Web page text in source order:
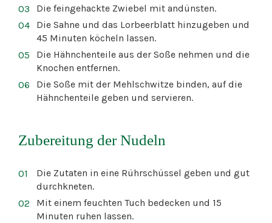
Die feingehackte Zwiebel mit andünsten.
Die Sahne und das Lorbeerblatt hinzugeben und
45 Minuten köcheln lassen.
Die Hähnchenteile aus der Soße nehmen und die
Knochen entfernen.
Die Soße mit der Mehlschwitze binden, auf die
Hähnchenteile geben und servieren.
Zubereitung der Nudeln
Die Zutaten in eine Rührschüssel geben und gut
durchkneten.
Mit einem feuchten Tuch bedecken und 15
Minuten ruhen lassen.